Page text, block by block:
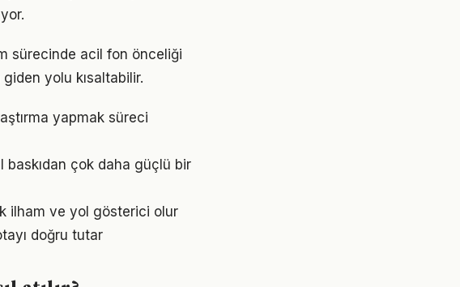
sürecinde acil fon önceliği
yolu kısaltabilir.
yapmak süreci
baskıdan çok daha güçlü bir
ilham ve yol gösterici olur
doğru tutar